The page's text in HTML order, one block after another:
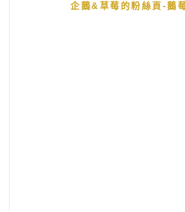
企鵝&草莓的粉絲頁-鵝